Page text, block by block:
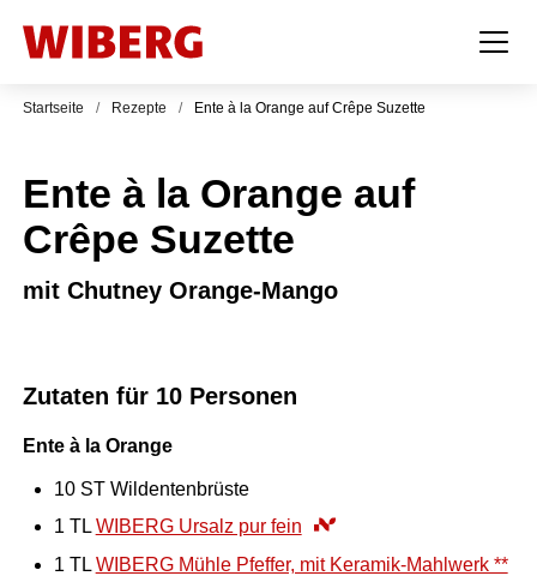
Startseite / Rezepte / Ente à la Orange auf Crêpe Suzette
Ente à la Orange auf
Crêpe Suzette
mit Chutney Orange-Mango
Zutaten für 10 Personen
Ente à la Orange
10 ST Wildentenbrüste
1 TL WIBERG Ursalz pur fein
1 TL WIBERG Mühle Pfeffer, mit Keramik-Mahlwerk **